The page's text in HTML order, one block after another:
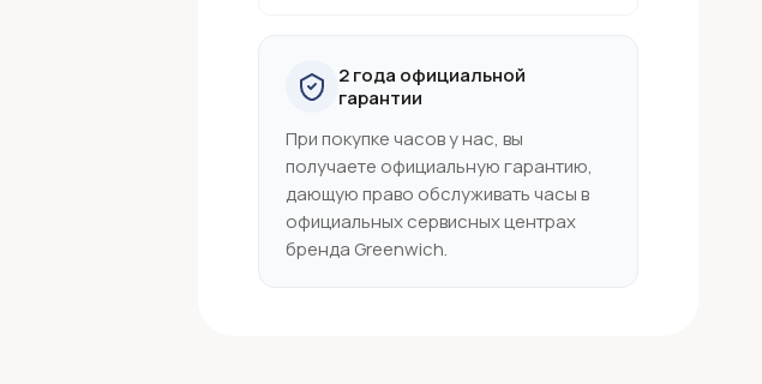
2 года официальной
гарантии
При покупке часов у нас, вы
получаете официальную гарантию,
дающую право обслуживать часы в
официальных сервисных центрах
бренда Greenwich.